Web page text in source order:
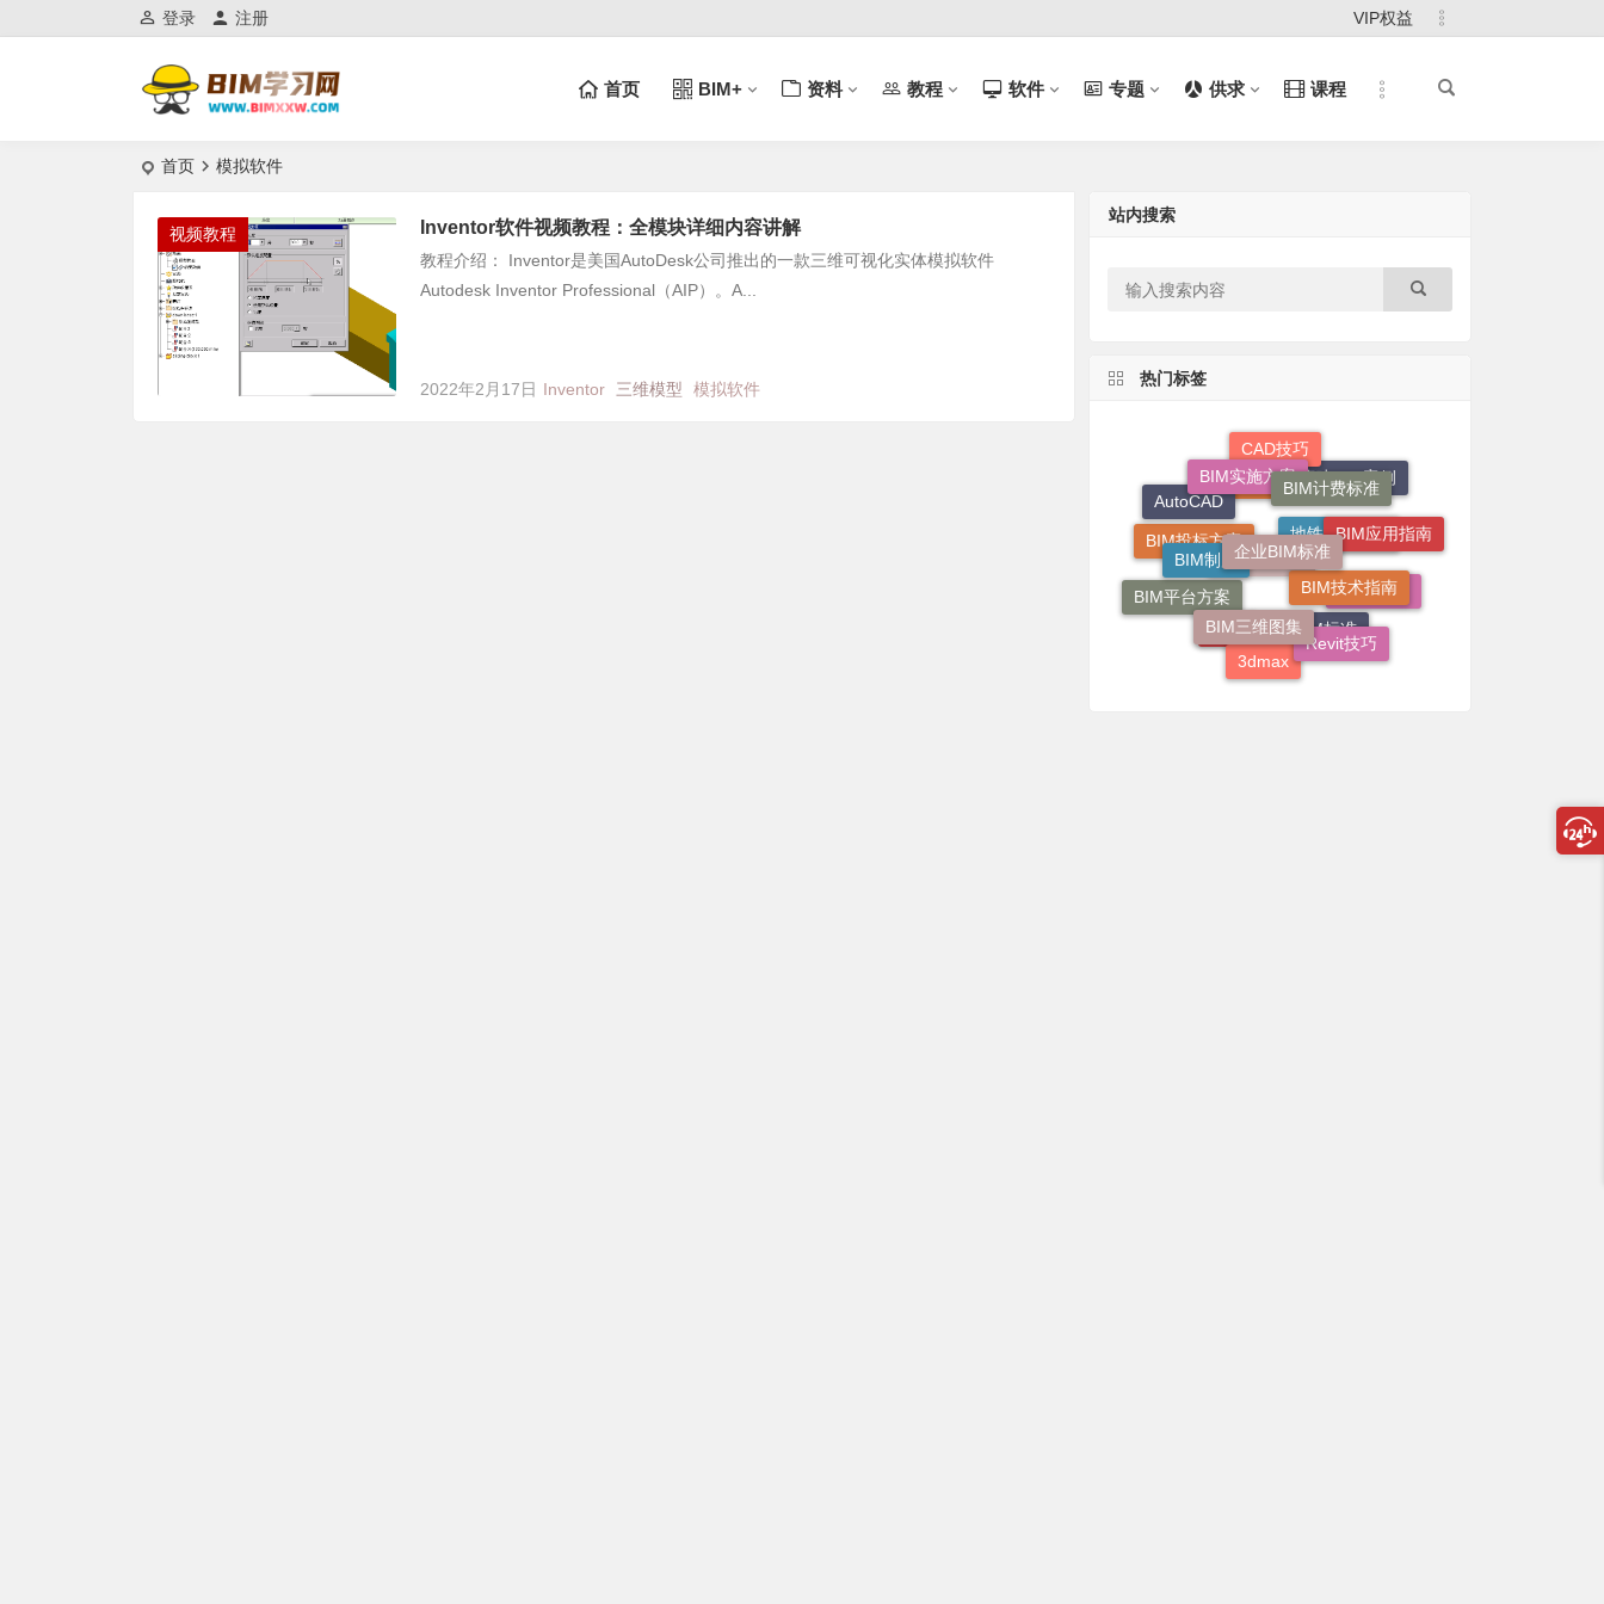
登录 注册 VIP权益
首页 BIM+ 资料 教程 软件 专题 供求 课程
首页 模拟软件
视频教程 Inventor软件视频教程：全模块详细内容讲解
教程介绍： Inventor是美国AutoDesk公司推出的一款三维可视化实体模拟软件
Autodesk Inventor Professional（AIP）。A...
2022年2月17日 Inventor 三维模型 模拟软件
站内搜索
热门标签
地方BIM标准
CAD技巧
房建BIM案例
地铁BIM应用
图学会考试
BIM投标方案
AutoCAD
BIM实施方案
BIM计费标准
BIM应用指南
Revit教程
团体BIM标准
上海
BIM平台方案
BIM制度
企业BIM标准
BIM技术指南
Revit技巧
3dmax
BIM三维图集